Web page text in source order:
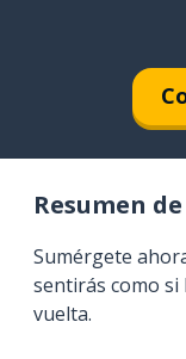
Resumen
Sumérgete
sentirás como si
vuelta.